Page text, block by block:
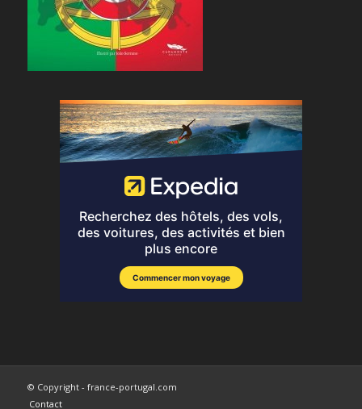
© Copyright - france-portugal.com
Contact